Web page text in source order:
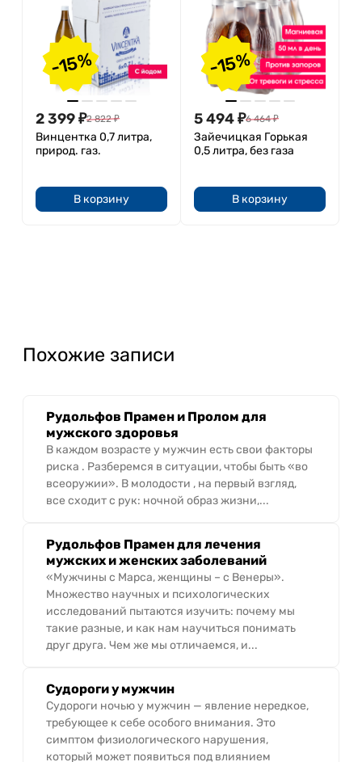
-15%
2 399₽2 822 ₽
Винцентка 0,7 литра,
природ. газ.
В корзину
-15%
5 494₽6 464 ₽
Зайечицкая Горькая
0,5 литра, без газа
В корзину
Похожие записи
Рудольфов Прамен и Пролом для
мужского здоровья
В каждом возрасте у мужчин есть свои факторы
риска . Разберемся в ситуации, чтобы быть «во
всеоружии». В молодости , на первый взгляд,
все сходит с рук: ночной образ жизни,...
Рудольфов Прамен для лечения
мужских и женских заболеваний
«Мужчины с Марса, женщины – с Венеры».
Множество научных и психологических
исследований пытаются изучить: почему мы
такие разные, и как нам научиться понимать
друг друга. Чем же мы отличаемся, и...
Судороги у мужчин
Судороги ночью у мужчин — явление нередкое,
требующее к себе особого внимания. Это
симптом физиологического нарушения,
который может появиться под влиянием